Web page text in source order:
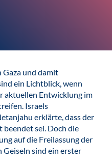
und damit
ein Lichtblick, wenn
aktuellen Entwicklung im
Israels
erklärte, dass der
beendet sei. Doch die
auf die Freilassung der
Geiseln sind ein erster